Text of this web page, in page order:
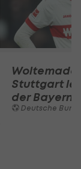
Stuttgart
der Bayern
Deutsche